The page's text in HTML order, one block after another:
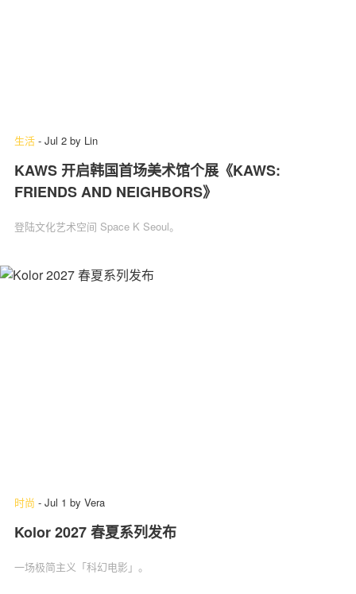
生活 - Jul 2 by Lin
KAWS 开启韩国首场美术馆个展《KAWS:
FRIENDS AND NEIGHBORS》
登陆文化艺术空间 Space K Seoul。
时尚 - Jul 1 by Vera
Kolor 2027 春夏系列发布
一场极简主义「科幻电影」‌。